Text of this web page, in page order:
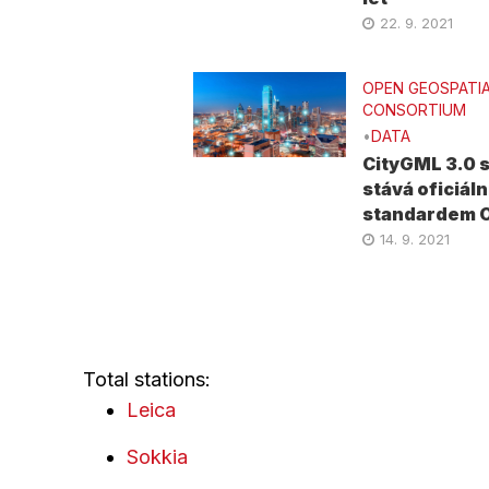
22. 9. 2021
OPEN
CONSORTIUM
•DATA
CityGML 3.0
stává
standardem
14. 9. 2021
Total stations:
Leica
Sokkia